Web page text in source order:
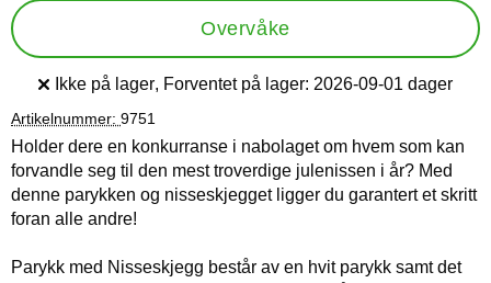
Overvåke
Produkttilgjengelighet:
Ikke på lager, Forventet på lager: 2026-09-01 dager
Artikelnummer: 9751
Holder dere en konkurranse i nabolaget om hvem som kan
forvandle seg til den mest troverdige julenissen i år? Med
denne parykken og nisseskjegget ligger du garantert et skritt
foran alle andre!
Parykk med Nisseskjegg består av en hvit parykk samt det